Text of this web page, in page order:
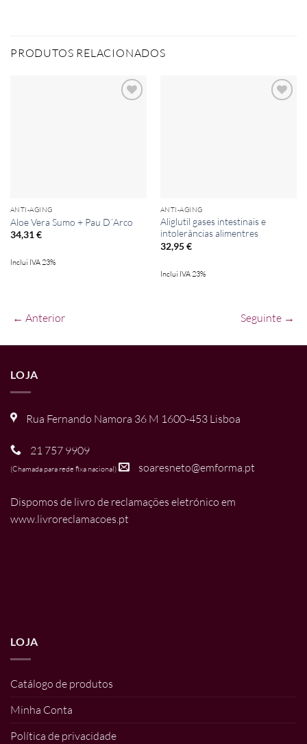
PRODUTOS RELACIONADOS
ANTI-AGING
Aloe Vera Sumo + Pau D´Arco
34,31€
Inclui IVA 23%
ANTI-AGING
Aliglutil gases intestinais e
intolerâncias alimentres
32,95€
Inclui IVA 23%
← Anterior Seguinte →
LOJA
Rua Fernando Namora 36 M 1600-453 Lisboa
21 757 9909
(Chamada para rede fixa nacional) soaresneto@emforma.pt
Dispomos de livro de reclamações eletrónico em
www.livroreclamacoes.pt
LOJA
Catálogo de produtos
Minha Conta
Política de privacidade